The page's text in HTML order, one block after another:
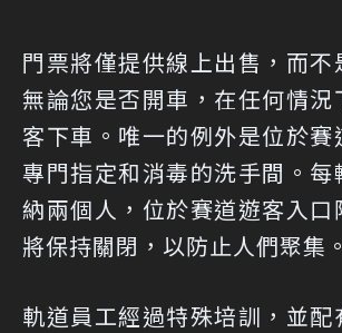
門票將僅提供線上出售，而不
無論您是否開車，在任何情況
客下車。唯一的例外是位於賽
專門指定和消毒的洗手間。每
納兩個人，位於賽道遊客入口
將保持關閉，以防止人們聚集。
軌道員工經過特殊培訓，並配